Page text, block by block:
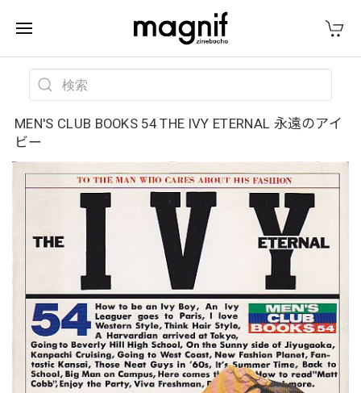
MEN'S CLUB BOOKS 54 THE IVY ETERNAL 永遠のアイ
ビー